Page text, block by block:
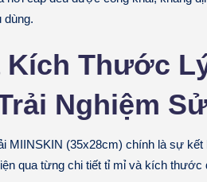
dùng.
Kích Thước
Nghiệm
MIINSKIN (35x28cm) chính là sự kết
qua từng chi tiết tỉ mỉ và kích